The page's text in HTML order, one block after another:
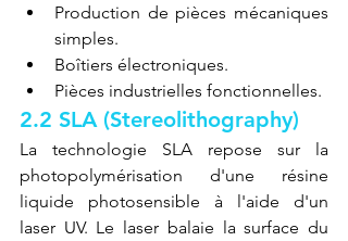
Production de pièces mécaniques
simples.
Boîtiers électroniques.
Pièces industrielles fonctionnelles.
2.2 SLA (Stereolithography)
La technologie SLA repose sur la
photopolymérisation d'une résine
liquide photosensible à l'aide d'un
laser UV. Le laser balaie la surface du